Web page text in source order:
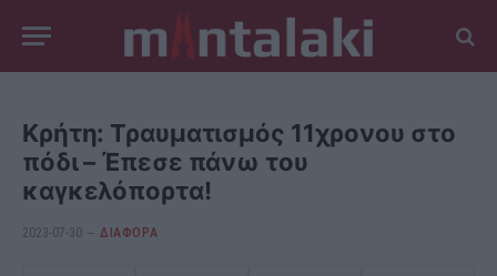
Κρήτη: Τραυματισμός 11χρονου στο
πόδι – Έπεσε πάνω του
καγκελόπορτα!
2023-07-30 ΔΙΆΦΟΡΑ